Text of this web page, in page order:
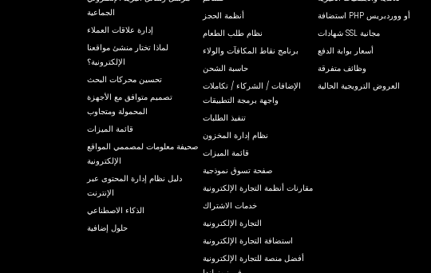
الجماعية
إدارة علاقات العملاء
لماذا تختار منشئ مواقعنا
الإلكترونية؟
تحسين محركات البحث
تصميم متوافق مع الأجهزة
المحمولة ومتجاوب
قائمة الميزات
صحيفة معلومات لمصممي المواقع
الإلكترونية
دليل نظام إدارة المحتوى عبر
الإنترنت
الذكاء الاصطناعي
حلول إضافية
أنظمة الحجز
نظام طلب الطعام
برنامج نقاط المكافآت والولاء
حاسبة الشحن
الإضافات / الشركاء / تكاملات
واجهة برمجة التطبيقات
تنفيذ الطلبات
نظام إدارة المخزون
قائمة الميزات
صفحة تسوق نموذجية
مقارنات أنظمة التجارة الإلكترونية
خدمات الاشتراك
التجارة الإلكترونية
استضافة التجارة الإلكترونية
أفضل منصة للتجارة الإلكترونية
استضافة PHP أو ووردبريس
شهادات SSL مجانية
أسعار بوابة الدفع
وظائف متفرقة
العروض الترويجية الحالية